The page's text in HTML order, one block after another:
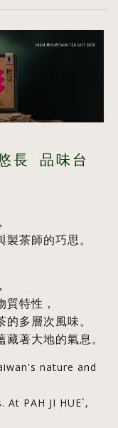
長 品味台
茶師的巧思。
特性，
多層次風味。
著大地的氣息。
nature and
PAH JI HUE`,